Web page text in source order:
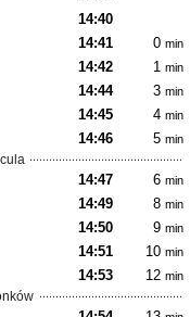
14:40
14:41 0 min
14:42 1 min
14:44 3 min
14:45 4 min
14:46 5 min
14:47 6 min
14:49 8 min
14:50 9 min
14:51 10 min
14:53 12 min